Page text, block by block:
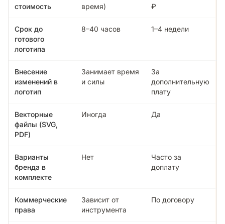
стоимость
время)
₽
Срок до
готового
логотипа
8–40 часов 1–4 недели
Внесение
изменений в
логотип
Занимает время
и силы
За
дополнительную
плату
Векторные
файлы (SVG,
PDF)
Иногда Да
Варианты
бренда в
комплекте
Нет
Часто за
доплату
Коммерческие
права
Зависит от
инструмента
По договору